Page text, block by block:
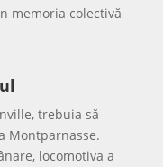
memoria colectivă
trebuia să
Montparnasse.
locomotiva a